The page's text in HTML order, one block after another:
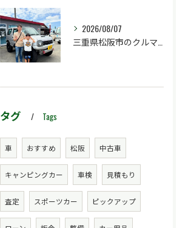
2026/08/07
タグ Tags
車 おすすめ 松阪 中古車
キャンピングカー 車検 見積もり
査定 スポーツカー ピックアップ